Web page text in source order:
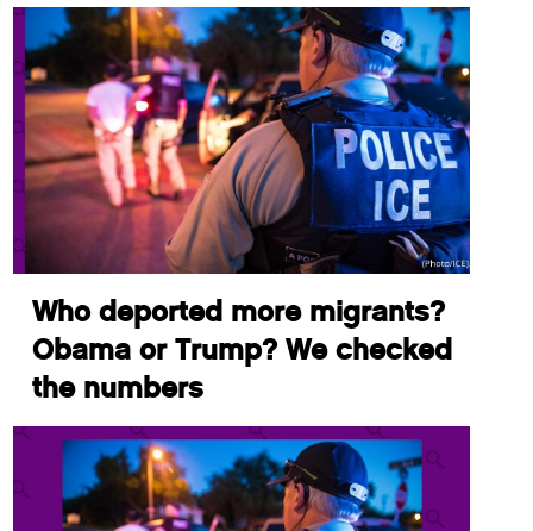
Who deported more migrants?
Obama or Trump? We checked
the numbers